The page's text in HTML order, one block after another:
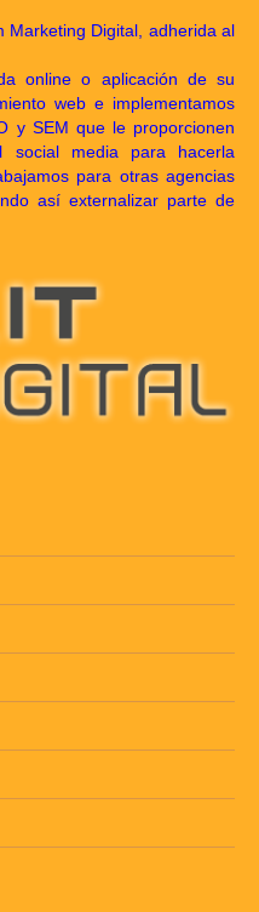
Marketing Digital, adherida al
online o aplicación de su
web e implementamos
y SEM que le proporcionen
social media para hacerla
para otras agencias
así externalizar parte de